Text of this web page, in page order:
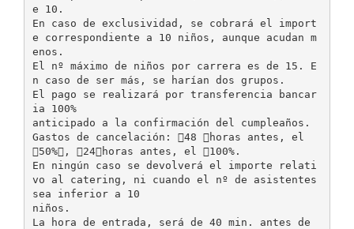
e 10.
En caso de exclusividad, se cobrará el import
e correspondiente a 10 niños, aunque acudan m
enos.
El nº máximo de niños por carrera es de 15. E
n caso de ser más, se harían dos grupos.
El pago se realizará por transferencia bancar
ia 100%
anticipado a la confirmación del cumpleaños.
Gastos de cancelación: 48 horas antes, el
50%, 24horas antes, el 100%.
En ningún caso se devolverá el importe relati
vo al catering, ni cuando el nº de asistentes
sea inferior a 10
niños.
La hora de entrada, será de 40 min. antes de